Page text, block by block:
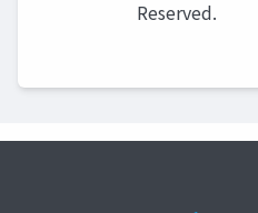
Reserved.